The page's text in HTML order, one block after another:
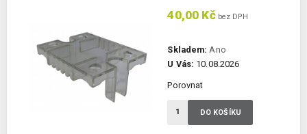
40,00 Kčbez DPH
Skladem: Ano
U Vás: 10.08.2026
Porovnat
DO KOŠÍKU